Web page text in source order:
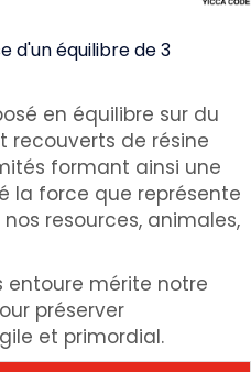
d'un équilibre de 3
en équilibre sur du
recouverts de résine
formant ainsi une
la force que représente
resources, animales,
entoure mérite notre
préserver
et primordial.